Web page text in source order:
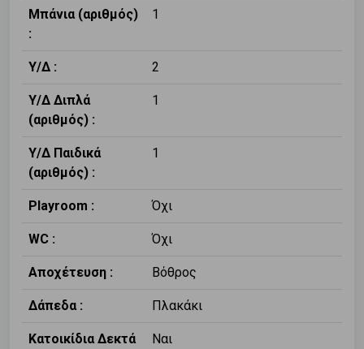
Μπάνια (αριθμός)
:
1
Υ/Δ : 2
Υ/Δ Διπλά
(αριθμός) :
1
Υ/Δ Παιδικά
(αριθμός) :
1
Playroom : Όχι
WC : Όχι
Αποχέτευση : Βόθρος
Δάπεδα : Πλακάκι
Κατοικίδια Δεκτά
Ναι